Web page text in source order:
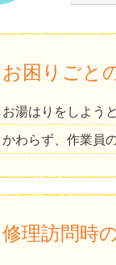
お困りごと
お湯はりをしよう
かわらず、作業員
修理訪問時